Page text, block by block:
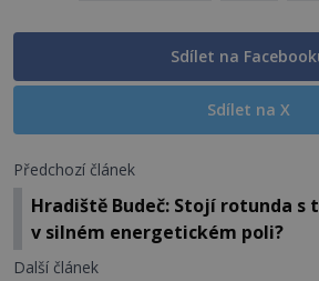
Sdílet na
Sdílet na X
Předchozí článek
Hradiště Budeč: Stojí rotunda
v silném energetickém poli?
Další článek